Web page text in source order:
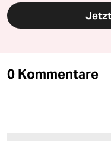
0 Kommentare